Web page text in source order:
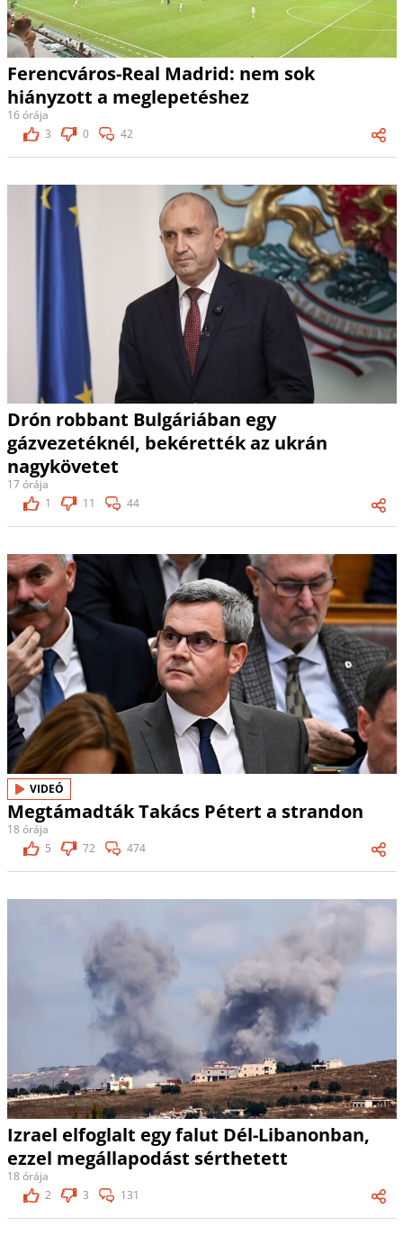
Ferencváros-Real Madrid: nem sok
hiányzott a meglepetéshez
16 órája
3
0 42
Drón robbant Bulgáriában egy
gázvezetéknél, bekérették az ukrán
nagykövetet
17 órája
1
11 44
VIDEÓ
Megtámadták Takács Pétert a strandon
18 órája
5
72 474
Izrael elfoglalt egy falut Dél-Libanonban,
ezzel megállapodást sérthetett
18 órája
2
3 131